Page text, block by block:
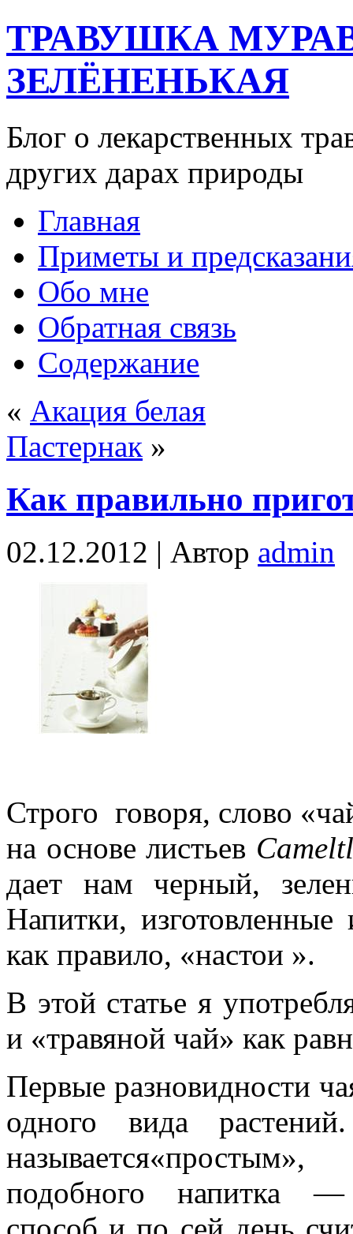
ТРАВУШКА
ЗЕЛЁНЕНЬКАЯ
Блог о лекарственных
других дарах природы
Главная
Приметы и
Обо мне
Обратная связь
Содержание
« Акация белая
Пастернак »
Как правильно
02.12.2012 | Автор admin
Строго говоря, слово
на основе листьев
дает нам черный,
Напитки,
как правило, «настои ».
В этой статье я
и «травяной чай» как
Первые разновидности
одного вида
подобного напитка